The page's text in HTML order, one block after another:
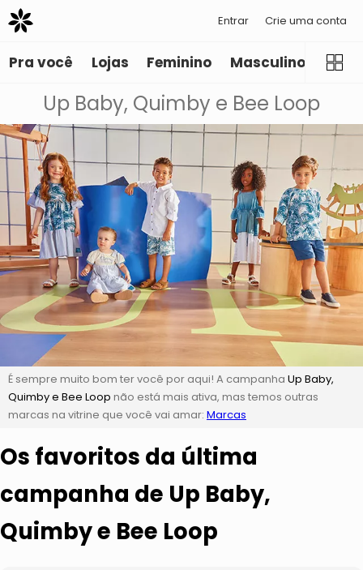
Entrar Crie uma conta
Pra você Lojas Feminino Masculino
Up Baby, Quimby e Bee Loop
É sempre muito bom ter você por aqui! A campanha Up Baby,
Quimby e Bee Loop não está mais ativa, mas temos outras
marcas na vitrine que você vai amar: Marcas
Os favoritos da última
campanha de Up Baby,
Quimby e Bee Loop